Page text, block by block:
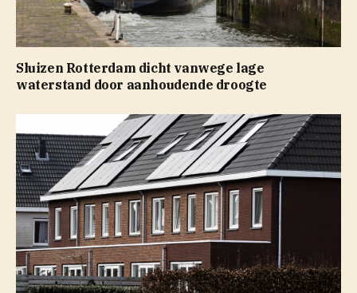
Sluizen Rotterdam dicht vanwege lage
waterstand door aanhoudende droogte